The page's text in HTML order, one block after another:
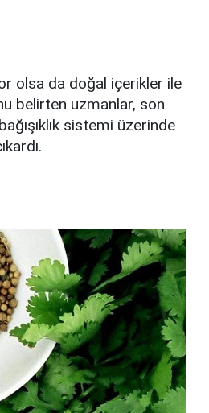
olsa da doğal içerikler ile
belirten uzmanlar, son
sistemi üzerinde